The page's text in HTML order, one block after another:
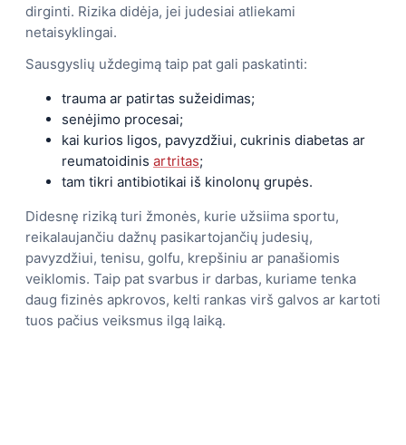
dirginti. Rizika didėja, jei judesiai atliekami
netaisyklingai.
Sausgyslių uždegimą taip pat gali paskatinti:
trauma ar patirtas sužeidimas;
senėjimo procesai;
kai kurios ligos, pavyzdžiui, cukrinis diabetas ar
reumatoidinis artritas;
tam tikri antibiotikai iš kinolonų grupės.
Didesnę riziką turi žmonės, kurie užsiima sportu,
reikalaujančiu dažnų pasikartojančių judesių,
pavyzdžiui, tenisu, golfu, krepšiniu ar panašiomis
veiklomis. Taip pat svarbus ir darbas, kuriame tenka
daug fizinės apkrovos, kelti rankas virš galvos ar kartoti
tuos pačius veiksmus ilgą laiką.